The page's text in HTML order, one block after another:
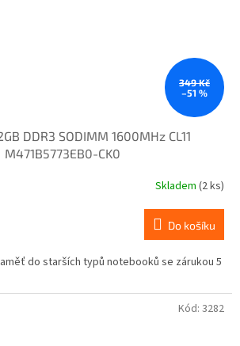
349 Kč
–51 %
DDR3 SODIMM 1600MHz CL11
M471B5773EB0-CK0
Skladem (2 ks)
Do košíku
do starších typů notebooků se zárukou 5
Kód: 3282